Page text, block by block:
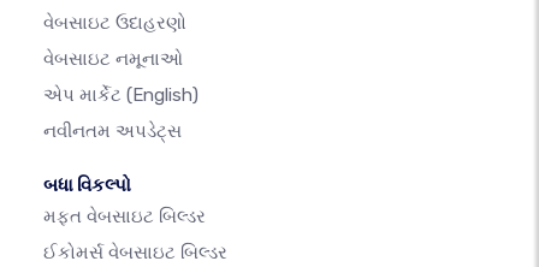
વેબસાઇટ ઉદાહરણો
વેબસાઇટ નમૂનાઓ
એપ માર્કેટ (English)
નવીનતમ અપડેટ્સ
બધા વિકલ્પો
મફત વેબસાઇટ બિલ્ડર
ઈકોમર્સ વેબસાઇટ બિલ્ડર